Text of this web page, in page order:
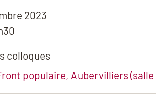
2023
colloques
populaire, Aubervilliers (salle